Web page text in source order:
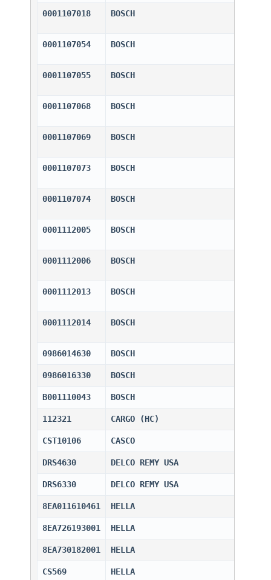
0001107018 BOSCH
0001107054 BOSCH
0001107055 BOSCH
0001107068 BOSCH
0001107069 BOSCH
0001107073 BOSCH
0001107074 BOSCH
0001112005 BOSCH
0001112006 BOSCH
0001112013 BOSCH
0001112014 BOSCH
0986014630 BOSCH
0986016330 BOSCH
B001110043 BOSCH
112321 CARGO (HC)
CST10106 CASCO
DRS4630 DELCO REMY USA
DRS6330 DELCO REMY USA
8EA011610461 HELLA
8EA726193001 HELLA
8EA730182001 HELLA
CS569 HELLA